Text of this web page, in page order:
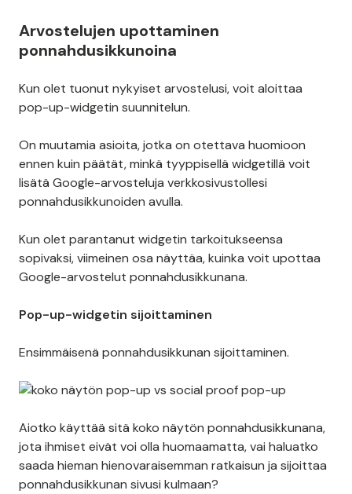
Arvostelujen upottaminen
ponnahdusikkunoina
Kun olet tuonut nykyiset arvostelusi, voit aloittaa
pop-up-widgetin suunnitelun.
On muutamia asioita, jotka on otettava huomioon
ennen kuin päätät, minkä tyyppisellä widgetillä voit
lisätä Google-arvosteluja verkkosivustollesi
ponnahdusikkunoiden avulla.
Kun olet parantanut widgetin tarkoitukseensa
sopivaksi, viimeinen osa näyttäa, kuinka voit upottaa
Google-arvostelut ponnahdusikkunana.
Pop-up-widgetin sijoittaminen
Ensimmäisenä ponnahdusikkunan sijoittaminen.
Aiotko käyttää sitä koko näytön ponnahdusikkunana,
jota ihmiset eivät voi olla huomaamatta, vai haluatko
saada hieman hienovaraisemman ratkaisun ja sijoittaa
ponnahdusikkunan sivusi kulmaan?